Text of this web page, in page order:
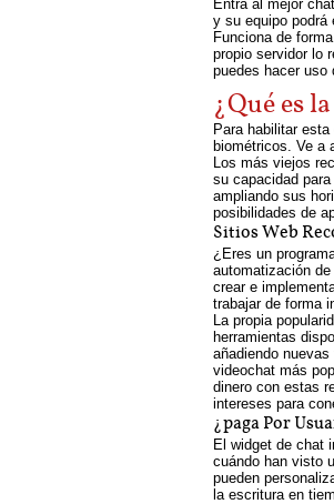
Entra al mejor
y su equipo podrá
Funciona de
propio servidor lo
puedes hacer uso
¿Qué es
Para habilitar
biométricos. Ve a
Los más viejos
su capacidad
ampliando sus
posibilidades de
Sitios Web
¿Eres un
automatización
crear e
trabajar de forma
La propia
herramientas
añadiendo
videochat más
dinero con estas
intereses para
¿paga Por
El widget de chat
cuándo han visto
pueden
la escritura en